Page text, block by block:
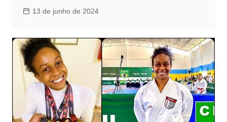
13 de junho de 2024